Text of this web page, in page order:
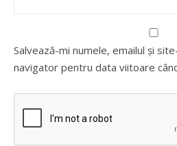
Salvează-mi numele, emailul și
navigator pentru data viitoare